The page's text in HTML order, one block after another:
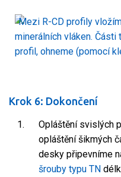
Krok 6: Dokončení
Opláštění svislých
opláštění šikmých
desky připevníme
šrouby typu TN